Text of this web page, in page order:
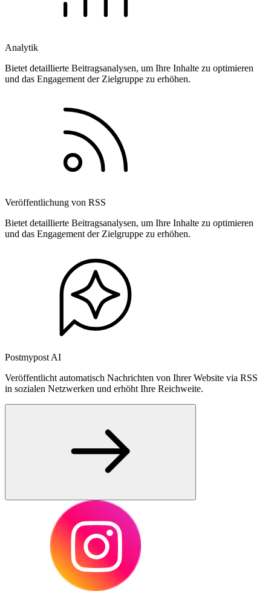
Analytik
Bietet detaillierte Beitragsanalysen, um Ihre Inhalte zu optimieren
und das Engagement der Zielgruppe zu erhöhen.
Veröffentlichung von RSS
Bietet detaillierte Beitragsanalysen, um Ihre Inhalte zu optimieren
und das Engagement der Zielgruppe zu erhöhen.
Postmypost AI
Veröffentlicht automatisch Nachrichten von Ihrer Website via RSS
in sozialen Netzwerken und erhöht Ihre Reichweite.